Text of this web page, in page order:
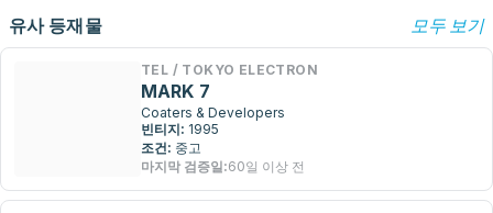
유사 등재물 모두 보기
TEL / TOKYO ELECTRON
MARK 7
Coaters & Developers
빈티지: 1995
조건: 중고
마지막 검증일:60일 이상 전